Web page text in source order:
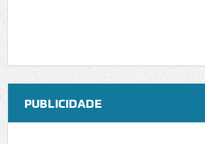
PUBLICIDADE